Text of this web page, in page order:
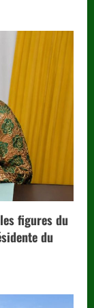
les figures du
du